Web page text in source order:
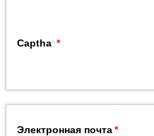
Captha
Электронная почта